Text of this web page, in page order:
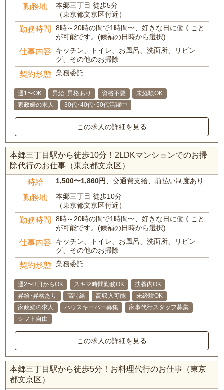
勤務地
本郷三丁目 徒歩5分
（東京都文京区付近）
勤務時間
8時～20時の間で1時間〜、好きな日に働くこと
が可能です。(候補の日時から選択)
仕事内容
キッチン、トイレ、お風呂、洗面所、リビン
グ、その他のお掃除
契約形態 業務委託
週1〜OK 昇給･昇格あり 資格不要
未経験OK
家政婦の求人
30代･40代･50代活躍中
この求人の詳細を見る
本郷三丁目駅から徒歩10分！2LDKマンションでのお掃
除代行のお仕事（東京都文京区）
時給 1,500〜1,860円 、交通費支給、前払い制度あり
勤務地
本郷三丁目 徒歩10分
（東京都文京区付近）
勤務時間
8時～20時の間で1時間〜、好きな日に働くこと
が可能です。(候補の日時から選択)
仕事内容
キッチン、トイレ、お風呂、洗面所、リビン
グ、その他のお掃除
契約形態 業務委託
週2〜3日からOK スキマ時間勤務OK
扶養内OK
昇給･昇格あり
高時給 高収入可能
未経験OK
家政婦の求人
ハウスキーパー募集
家事代行スタッフ募集
シフト自由
この求人の詳細を見る
本郷三丁目駅から徒歩5分！お料理代行のお仕事（東京
都文京区）